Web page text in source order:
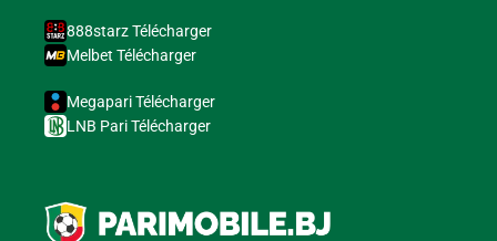
888starz Télécharger
Melbet Télécharger
Megapari Télécharger
LNB Pari Télécharger